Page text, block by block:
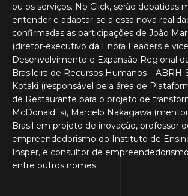
ou os serviços. No Click, serão debatidas
entender e adaptar-se a essa nova
confirmadas as participações de João
(diretor-executivo da Enora Leaders e
Desenvolvimento e Expansão Regional
Brasileira de Recursos Humanos – ABRH-
Kotaki (responsável pela área de
de Restaurante para o projeto de
McDonald´s), Marcelo Nakagawa
Brasil em projeto de inovação, professor
empreendedorismo do Instituto de
Insper, e consultor de
entre outros nomes.